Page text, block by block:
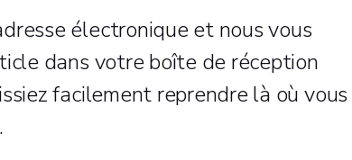
électronique et nous vous
dans votre boîte de réception
facilement reprendre là où vous